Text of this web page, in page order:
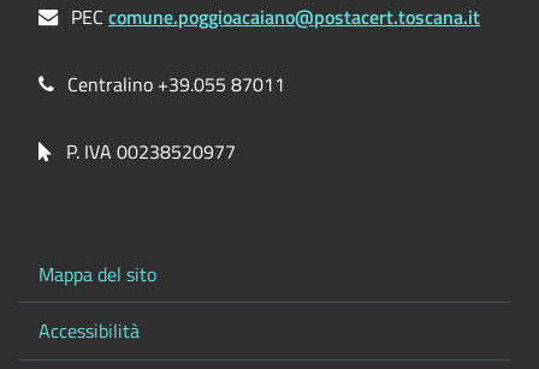
PECcomune.poggioacaiano@postacert.toscana.it
Centralino +39.055 87011
P. IVA 00238520977
Mappa del sito
Accessibilità